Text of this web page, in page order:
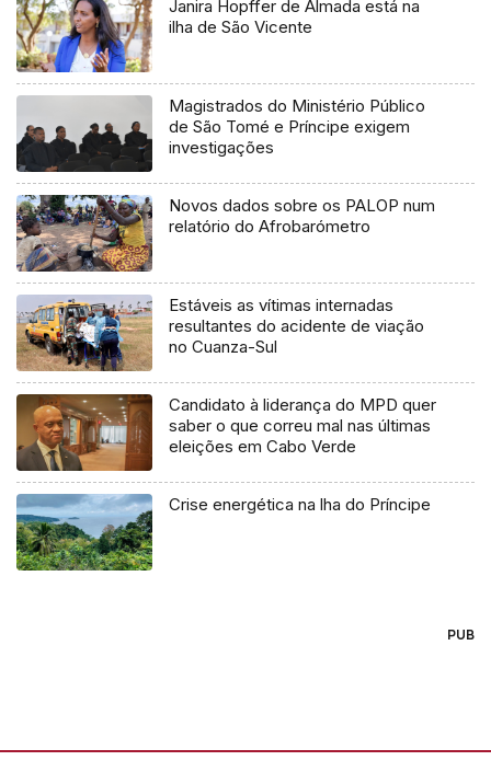
Janira Hopffer de Almada está na
ilha de São Vicente
Magistrados do Ministério Público
de São Tomé e Príncipe exigem
investigações
Novos dados sobre os PALOP num
relatório do Afrobarómetro
Estáveis as vítimas internadas
resultantes do acidente de viação
no Cuanza-Sul
Candidato à liderança do MPD quer
saber o que correu mal nas últimas
eleições em Cabo Verde
Crise energética na lha do Príncipe
PUB